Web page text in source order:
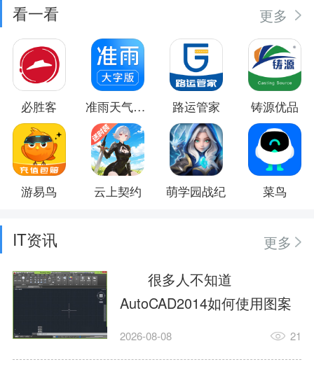
看一看 更多
必胜客 准雨天气大字版 路运管家 铸源优品
游易鸟 云上契约 萌学园战纪 菜鸟
IT资讯
更多
很多人不知道
AutoCAD2014如何使用图案
填充?今日为你们带来的文章
2026-08-08 21